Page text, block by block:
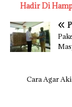
Hadir Di
Cara Agar